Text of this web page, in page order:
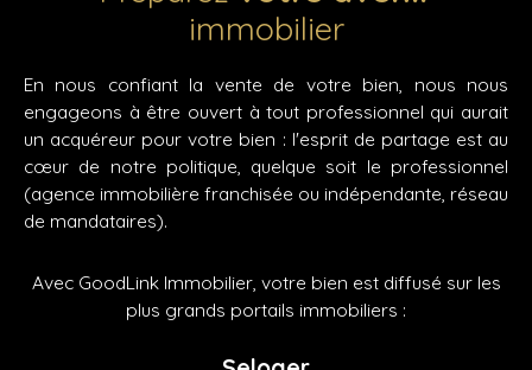
immobilier
En nous confiant la vente de votre bien, nous nous
engageons à être ouvert à tout professionnel qui aurait
un acquéreur pour votre bien : l'esprit de partage est au
cœur de notre politique, quelque soit le professionnel
(agence immobilière franchisée ou indépendante, réseau
de mandataires).
Avec GoodLink Immobilier, votre bien est diffusé sur les
plus grands portails immobiliers :